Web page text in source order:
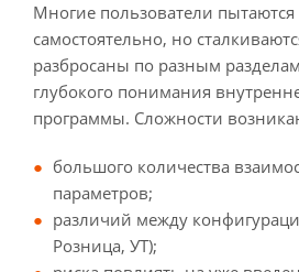
Многие пользователи пытаются
самостоятельно, но
разбросаны по разным
глубокого понимания
программы. Сложности
большого количества
параметров;
различий между
Розница, УТ);